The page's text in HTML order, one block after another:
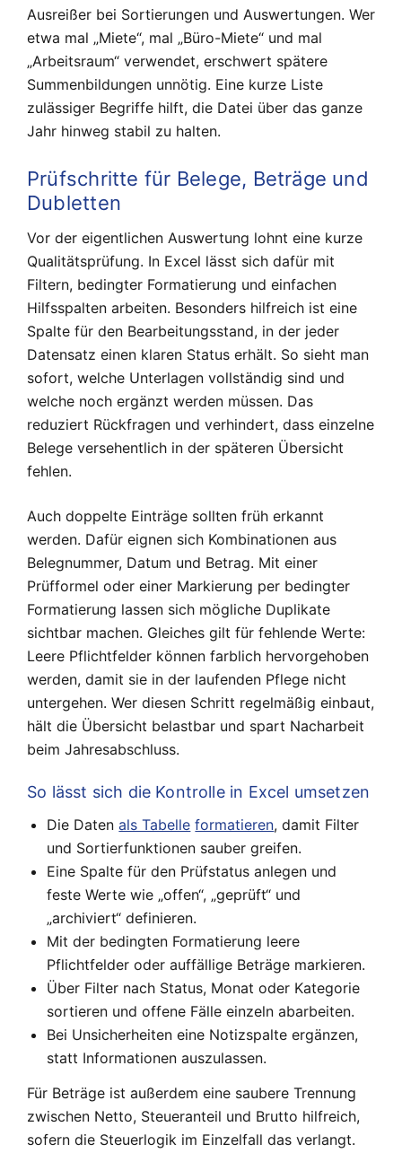
Ausreißer bei Sortierungen und Auswertungen. Wer
etwa mal „Miete“, mal „Büro-Miete“ und mal
„Arbeitsraum“ verwendet, erschwert spätere
Summenbildungen unnötig. Eine kurze Liste
zulässiger Begriffe hilft, die Datei über das ganze
Jahr hinweg stabil zu halten.
Prüfschritte für Belege, Beträge und
Dubletten
Vor der eigentlichen Auswertung lohnt eine kurze
Qualitätsprüfung. In Excel lässt sich dafür mit
Filtern, bedingter Formatierung und einfachen
Hilfsspalten arbeiten. Besonders hilfreich ist eine
Spalte für den Bearbeitungsstand, in der jeder
Datensatz einen klaren Status erhält. So sieht man
sofort, welche Unterlagen vollständig sind und
welche noch ergänzt werden müssen. Das
reduziert Rückfragen und verhindert, dass einzelne
Belege versehentlich in der späteren Übersicht
fehlen.
Auch doppelte Einträge sollten früh erkannt
werden. Dafür eignen sich Kombinationen aus
Belegnummer, Datum und Betrag. Mit einer
Prüfformel oder einer Markierung per bedingter
Formatierung lassen sich mögliche Duplikate
sichtbar machen. Gleiches gilt für fehlende Werte:
Leere Pflichtfelder können farblich hervorgehoben
werden, damit sie in der laufenden Pflege nicht
untergehen. Wer diesen Schritt regelmäßig einbaut,
hält die Übersicht belastbar und spart Nacharbeit
beim Jahresabschluss.
So lässt sich die Kontrolle in Excel umsetzen
Die Datenals Tabelle formatieren, damit Filter
und Sortierfunktionen sauber greifen.
Eine Spalte für den Prüfstatus anlegen und
feste Werte wie „offen“, „geprüft“ und
„archiviert“ definieren.
Mit der bedingten Formatierung leere
Pflichtfelder oder auffällige Beträge markieren.
Über Filter nach Status, Monat oder Kategorie
sortieren und offene Fälle einzeln abarbeiten.
Bei Unsicherheiten eine Notizspalte ergänzen,
statt Informationen auszulassen.
Für Beträge ist außerdem eine saubere Trennung
zwischen Netto, Steueranteil und Brutto hilfreich,
sofern die Steuerlogik im Einzelfall das verlangt.